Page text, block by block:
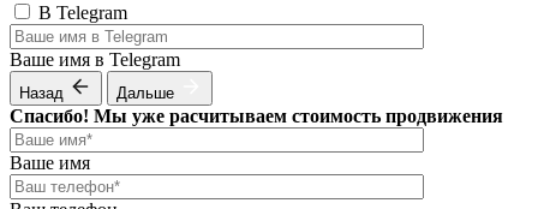
В Telegram
Ваше имя в Telegram
Назад Дальше
Спасибо! Мы уже расчитываем стоимость продвижения
Ваше имя